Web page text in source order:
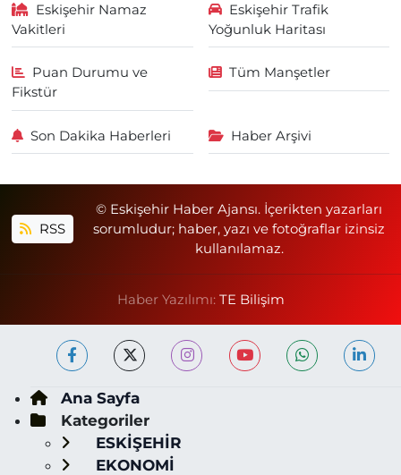
Eskişehir Namaz
Vakitleri
Eskişehir Trafik
Yoğunluk Haritası
Puan Durumu ve
Fikstür
Tüm Manşetler
Son Dakika Haberleri Haber Arşivi
RSS
© Eskişehir Haber Ajansı. İçerikten yazarları
sorumludur; haber, yazı ve fotoğraflar izinsiz
kullanılamaz.
Haber Yazılımı: TE Bilişim
Ana Sayfa
Kategoriler
ESKİŞEHİR
EKONOMİ